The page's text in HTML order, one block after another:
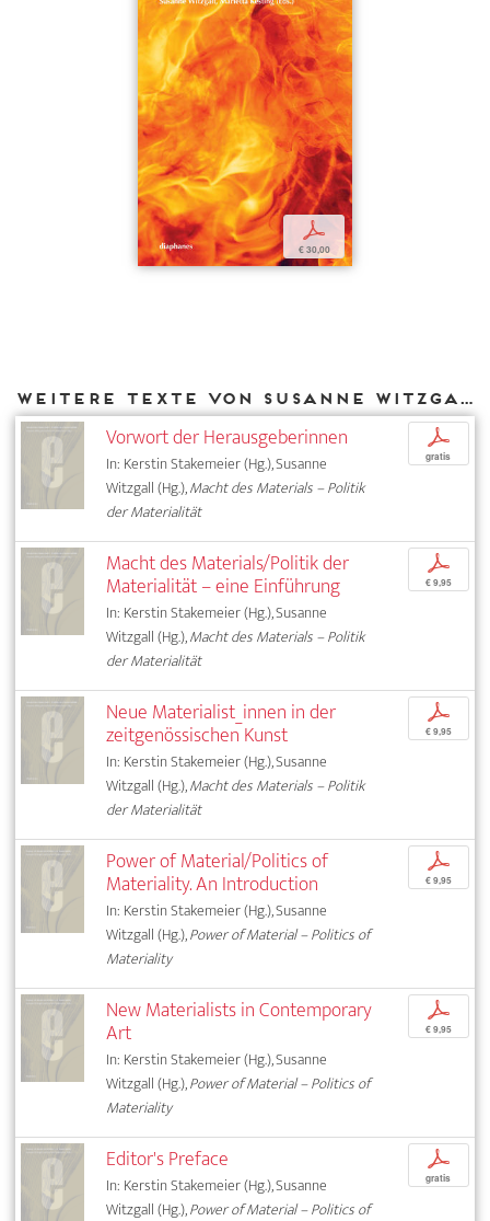
p
€ 30,00
Weitere Texte von Susanne Witzgall bei DIAPHANES
Vorwort der Herausgeberinnen
In: Kerstin Stakemeier (Hg.), Susanne
Witzgall (Hg.),Macht des Materials – Politik
der Materialität
p
gratis
Macht des Materials/Politik der
Materialität – eine Einführung
In: Kerstin Stakemeier (Hg.), Susanne
Witzgall (Hg.),Macht des Materials – Politik
der Materialität
p
€ 9,95
Neue Materialist_innen in der
zeitgenössischen Kunst
In: Kerstin Stakemeier (Hg.), Susanne
Witzgall (Hg.),Macht des Materials – Politik
der Materialität
p
€ 9,95
Power of Material/Politics of
Materiality. An Introduction
In: Kerstin Stakemeier (Hg.), Susanne
Witzgall (Hg.),Power of Material – Politics of
Materiality
p
€ 9,95
New Materialists in Contemporary
Art
In: Kerstin Stakemeier (Hg.), Susanne
Witzgall (Hg.),Power of Material – Politics of
Materiality
p
€ 9,95
Editor's Preface
In: Kerstin Stakemeier (Hg.), Susanne
Witzgall (Hg.),Power of Material – Politics of
p
gratis